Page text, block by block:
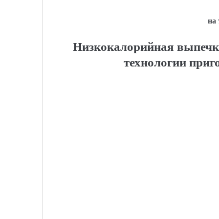
на
Низкокалорийная
технологии